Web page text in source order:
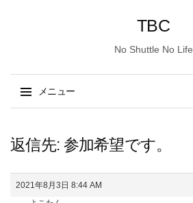
TBC
No Shuttle No Life
メニュー
ン
ン
ツ
返信先: 参加希望です。
2021年8月3日 8:44 AM